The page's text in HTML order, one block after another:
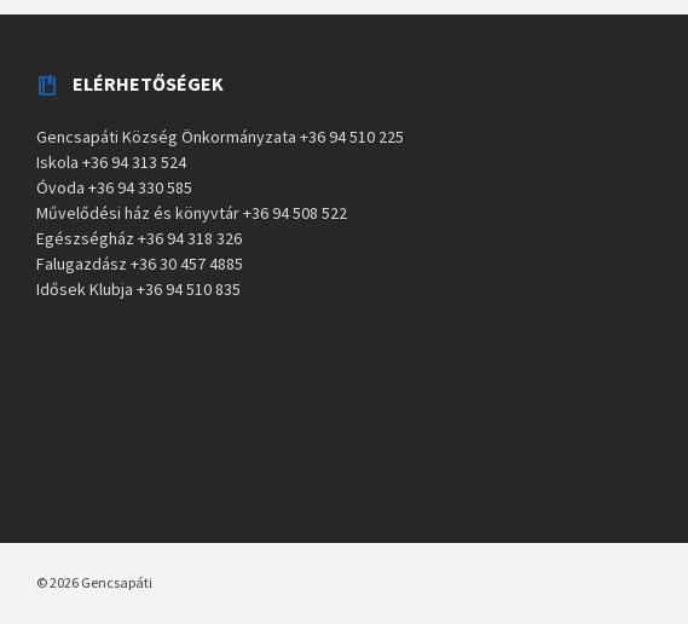
ELÉRHETŐSÉGEK
Gencsapáti Község Önkormányzata +36 94 510 225
Iskola +36 94 313 524
Óvoda +36 94 330 585
Művelődési ház és könyvtár +36 94 508 522
Egészségház +36 94 318 326
Falugazdász +36 30 457 4885
Idősek Klubja +36 94 510 835
© 2026 Gencsapáti